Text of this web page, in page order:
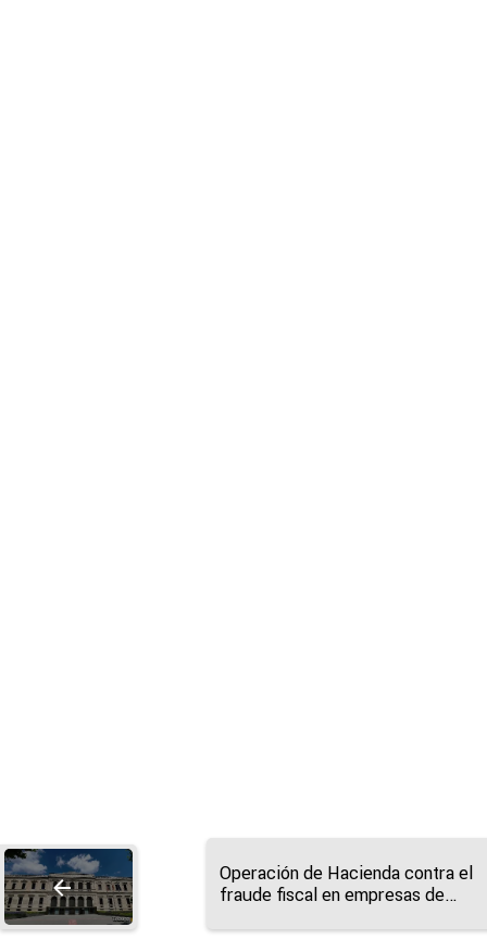
Operación de Hacienda contra el
fraude fiscal en empresas de